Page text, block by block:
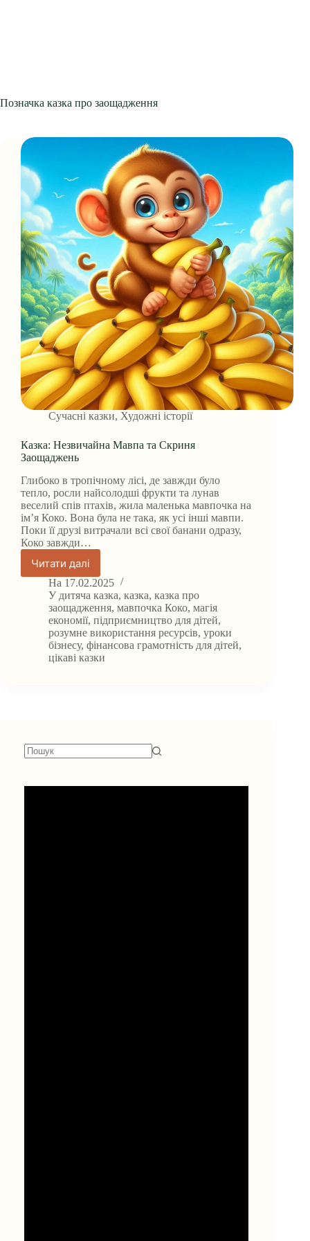
Позначка казка про заощадження
Сучасні казки, Художні історії
Казка: Незвичайна Мавпа та Скриня
Заощаджень
Глибоко в тропічному лісі, де завжди було
тепло, росли найсолодші фрукти та лунав
веселий спів птахів, жила маленька мавпочка на
ім’я Коко. Вона була не така, як усі інші мавпи.
Поки її друзі витрачали всі свої банани одразу,
Коко завжди…
Читати далі
Казка:
Незвичайна
Мавпа
та
Скриня
Заощаджень
На 17.02.2025
У дитяча казка,казка,казка про
заощадження, мавпочка Коко, магія
економії, підприємництво для дітей,
розумне використання ресурсів, уроки
бізнесу, фінансова грамотність для дітей,
цікаві казки